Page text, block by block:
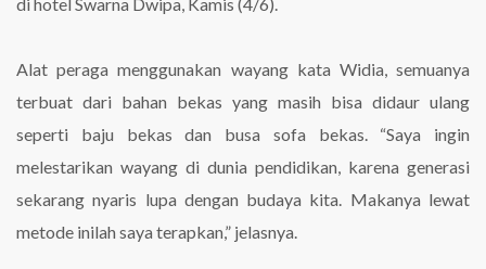
Alat peraga menggunakan wayang kata Widia, semuanya
terbuat dari bahan bekas yang masih bisa didaur ulang
seperti baju bekas dan busa sofa bekas. “Saya ingin
melestarikan wayang di dunia pendidikan, karena generasi
sekarang nyaris lupa dengan budaya kita. Makanya lewat
metode inilah saya terapkan,” jelasnya.